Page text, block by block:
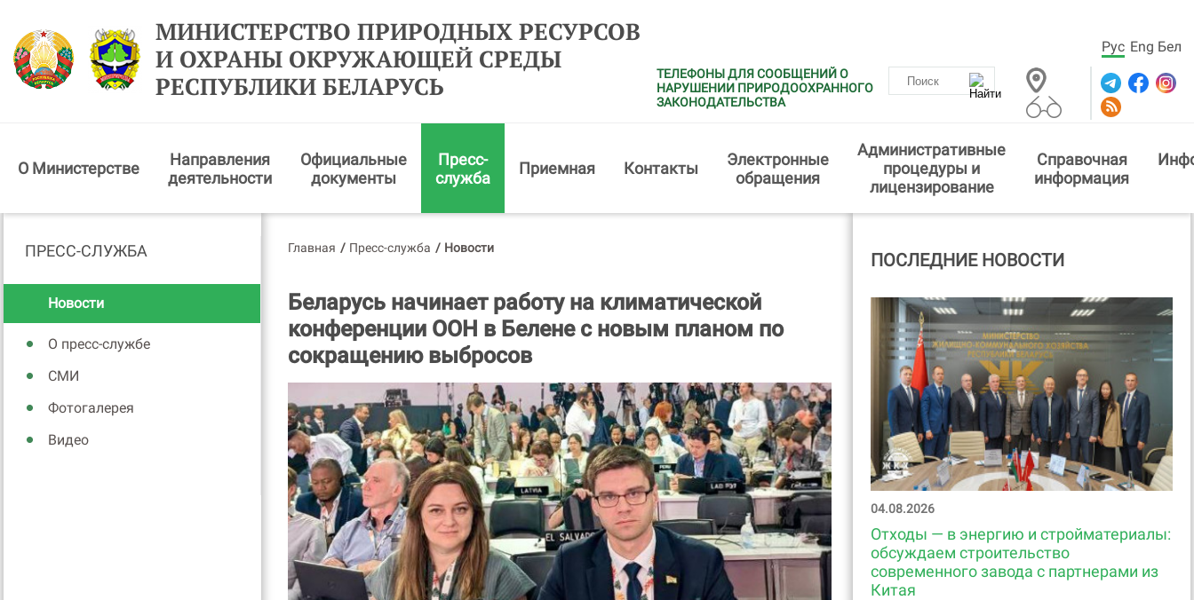
МИНИСТЕРСТВО ПРИРОДНЫХ РЕСУРСОВ
И ОХРАНЫ ОКРУЖАЮЩЕЙ СРЕДЫ
РЕСПУБЛИКИ БЕЛАРУСЬ
Рус Eng Бел
ТЕЛЕФОНЫ ДЛЯ СООБЩЕНИЙ О
НАРУШЕНИИ ПРИРОДООХРАННОГО
ЗАКОНОДАТЕЛЬСТВА
О Министерстве
Направления
деятельности
Официальные
документы
Пресс-
служба
Приемная Контакты
Электронные
обращения
Административные
процедуры и
лицензирование
Справочная
информация
ПРЕСС-СЛУЖБА
Новости
О пресс-службе
СМИ
Фотогалерея
Видео
Главная / Пресс-служба / Новости
Беларусь начинает работу на климатической
конференции ООН в Белене с новым планом по
сокращению выбросов
ПОСЛЕДНИЕ НОВОСТИ
04.08.2026
Отходы — в энергию и стройматериалы:
обсуждаем строительство
современного завода с партнерами из
Китая